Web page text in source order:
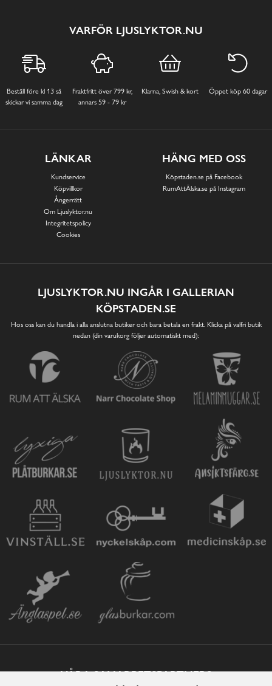
VARFÖR LJUSLYKTOR.NU
Beställ före kl 13 så
skickar vi samma dag
Fraktfritt över 799 kr,
annars 59 - 79 kr
Klarna, Swish & kort Öppet köp 60 dagar
LÄNKAR
Kundservice
Köpvillkor
Ångerrätt
Om Ljuslyktor.nu
Integritetspolicy
Cookies
HÄNG MED OSS
Köpstaden.se på Facebook
RumAttÄlska.se på Instagram
LJUSLYKTOR.NU INGÅR I GALLERIAN
KÖPSTADEN.SE
Hos oss kan du handla i alla anslutna butiker och bara betala en frakt. Klicka på valfri butik
nedan (din varukorg följer automatiskt med):
VÅRA SAMARBETSPARTNERS